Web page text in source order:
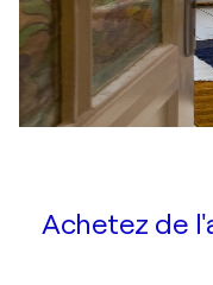
Achetez de